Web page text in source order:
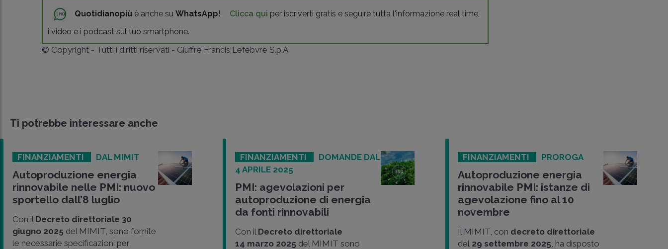
Quotidianopiù è anche suWhatsApp! Clicca qui per iscriverti gratis e seguire tutta l'informazione real time,
i video e i podcast sul tuo smartphone.
© Copyright - Tutti i diritti riservati - Giuffrè Francis Lefebvre S.p.A.
Ti potrebbe interessare anche
FINANZIAMENTI DAL MIMIT
Autoproduzione energia
rinnovabile nelle PMI: nuovo
sportello dall’8 luglio
Con il Decreto direttoriale 30
giugno 2025 del MIMIT, sono fornite
le necessarie specificazioni per
FINANZIAMENTI
DOMANDE DAL
4 APRILE 2025
PMI: agevolazioni per
autoproduzione di energia
da fonti rinnovabili
Con il Decreto direttoriale
14 marzo 2025 del MIMIT sono
FINANZIAMENTI PROROGA
Autoproduzione energia
rinnovabile PMI: istanze di
agevolazione fino al 10
novembre
Il MIMIT, con decreto direttoriale
del 29 settembre 2025 , ha disposto